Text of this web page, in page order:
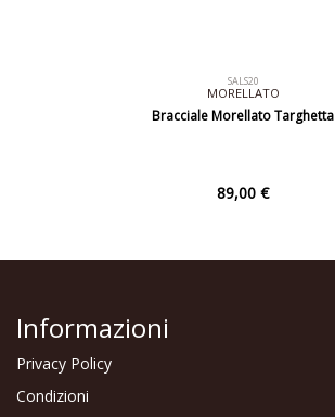
SALS20
MORELLATO
Bracciale Morellato Targhetta
89,00 €
Informazioni
Privacy Policy
Condizioni